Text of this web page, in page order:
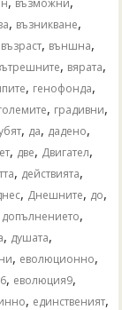
възможни
, възникване,
възраст, външна,
, вярата,
, генофонда,
, градивни,
, да, дадено,
, две, Двигател,
, действията,
, Днешните, до,
допълнението,
, душата,
, еволюционно,
, еволюция9,
, единственият,